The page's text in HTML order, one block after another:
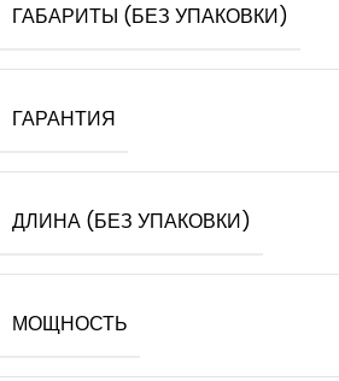
ГАБАРИТЫ (БЕЗ УПАКОВКИ)
ГАРАНТИЯ
ДЛИНА (БЕЗ УПАКОВКИ)
МОЩНОСТЬ